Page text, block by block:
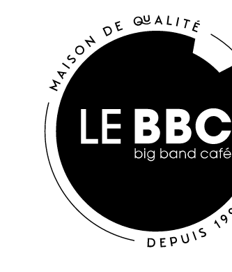
petits tracas. Danser
nos intimes et en
se lover dans l’assise
poursuivre, oui, mais
fois, Clarika a écrit
signe d’une quête de